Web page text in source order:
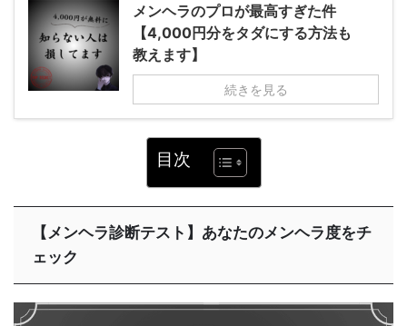
メンヘラのプロが最高すぎた件
【4,000円分をタダにする方法も
教えます】
続きを見る
目次
【メンヘラ診断テスト】あなたのメンヘラ度をチ
ェック